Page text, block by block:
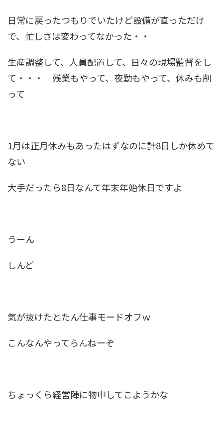
日常に戻ったつもりでいたけど設備が直っただけ
で、忙しさは変わってなかった・・
生産調整して、人員配置して、日々の現場監督をし
て・・・ 残業もやって、夜勤もやって、休みも削
って
1月は正月休みもあったはずなのに計8日しか休めて
ない
大手だったら8日なんて年末年始休日ですよ
うーん
しんど
気が抜けたとたん仕事モードオフｗ
こんなんやってらんねーぞ
ちょっくら経営陣に物申してこようかな